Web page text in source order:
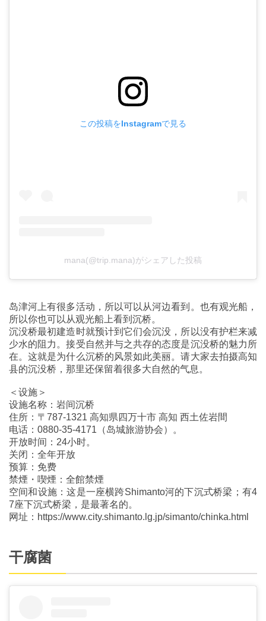
この投稿をInstagramで見る
mana(@trip.mana)がシェアした投稿
岛津河上有很多活动，所以可以从河边看到。也有观光船，
所以你也可以从观光船上看到沉桥。
沉没桥最初建造时就预计到它们会沉没，所以没有护栏来减
少水的阻力。接受自然并与之共存的态度是沉没桥的魅力所
在。这就是为什么沉桥的风景如此美丽。请大家去拍摄高知
县的沉没桥，那里还保留着很多大自然的气息。
＜设施＞
设施名称：岩间沉桥
住所：〒787-1321 高知県四万十市 高知 西土佐岩間
电话：0880-35-4171（岛城旅游协会）。
开放时间：24小时。
关闭：全年开放
预算：免费
禁煙・喫煙：全館禁煙
空间和设施：这是一座横跨Shimanto河的下沉式桥梁；有4
7座下沉式桥梁，是最著名的。
网址：https://www.city.shimanto.lg.jp/simanto/chinka.html
干腐菌